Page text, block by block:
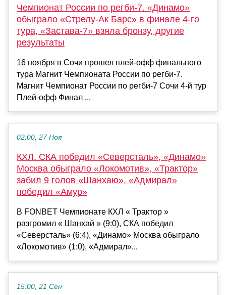
Чемпионат России по регби-7. «Динамо»
обыграло «Стрелу-Ак Барс» в финале 4-го
тура, «Застава-7» взяла бронзу, другие
результаты
16 ноября в Сочи прошел плей-офф финального
тура Магнит Чемпионата России по регби-7.
Магнит Чемпионат России по регби-7 Сочи 4-й тур
Плей-офф Финал ...
02:00, 27 Ноя
КХЛ. СКА победил «Северсталь», «Динамо»
Москва обыграло «Локомотив», «Трактор»
забил 9 голов «Шанхаю», «Адмирал»
победил «Амур»
В FONBET Чемпионате КХЛ « Трактор »
разгромил « Шанхай » (9:0), СКА победил
«Северсталь» (6:4), «Динамо» Москва обыграло
«Локомотив» (1:0), «Адмирал»...
15:00, 21 Сен